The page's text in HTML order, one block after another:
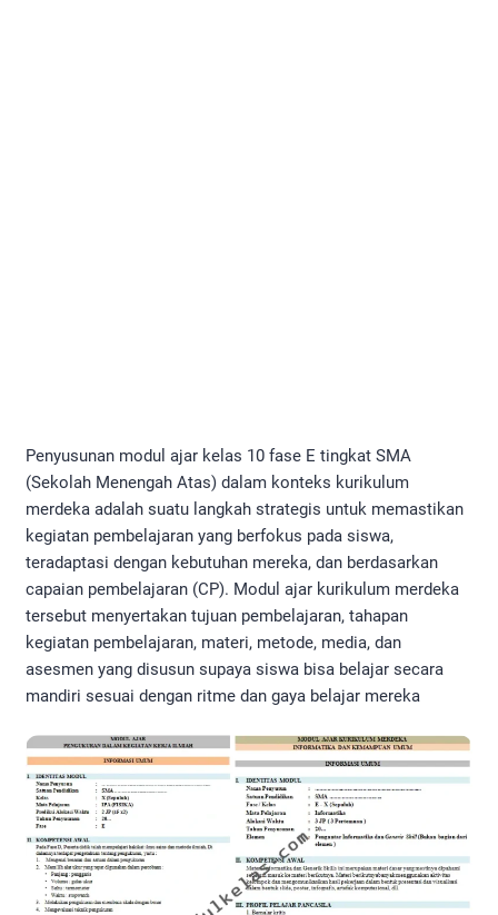
Penyusunan modul ajar kelas 10 fase E tingkat SMA
(Sekolah Menengah Atas) dalam konteks kurikulum
merdeka adalah suatu langkah strategis untuk memastikan
kegiatan pembelajaran yang berfokus pada siswa,
teradaptasi dengan kebutuhan mereka, dan berdasarkan
capaian pembelajaran (CP). Modul ajar kurikulum merdeka
tersebut menyertakan tujuan pembelajaran, tahapan
kegiatan pembelajaran, materi, metode, media, dan
asesmen yang disusun supaya siswa bisa belajar secara
mandiri sesuai dengan ritme dan gaya belajar mereka